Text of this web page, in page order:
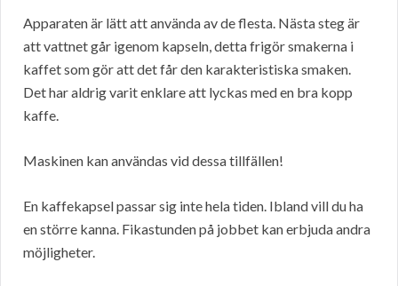
Apparaten är lätt att använda av de flesta. Nästa steg är
att vattnet går igenom kapseln, detta frigör smakerna i
kaffet som gör att det får den karakteristiska smaken.
Det har aldrig varit enklare att lyckas med en bra kopp
kaffe.
Maskinen kan användas vid dessa tillfällen!
En kaffekapsel passar sig inte hela tiden. Ibland vill du ha
en större kanna. Fikastunden på jobbet kan erbjuda andra
möjligheter.